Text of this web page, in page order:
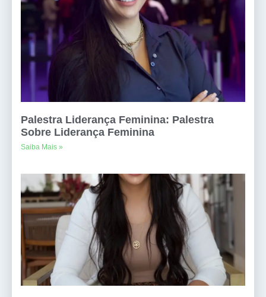
Palestra Liderança Feminina: Palestra
Sobre Liderança Feminina
Saiba Mais »